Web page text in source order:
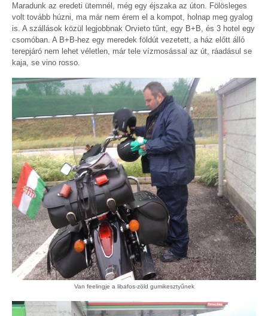
Maradunk az eredeti ütemnél, még egy éjszaka az úton. Fölösleges
volt tovább húzni, ma már nem érem el a kompot, holnap meg gyalog
is. A szállások közül legjobbnak Orvieto tűnt, egy B+B, és 3 hotel egy
csomóban. A B+B-hez egy meredek földút vezetett, a ház előtt álló
terepjáró nem lehet véletlen, már tele vízmosással az út, ráadásul se
kaja, se vino rosso.
Van feelingje a libafos-zöld gumikesztyűnek